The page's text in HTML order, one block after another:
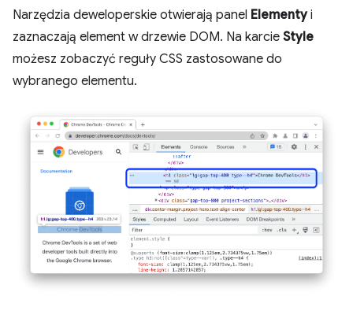
Narzędzia deweloperskie otwierają panel Elementyi
zaznaczają element w drzewie DOM. Na karcie Style
możesz zobaczyć reguły CSS zastosowane do
wybranego elementu.